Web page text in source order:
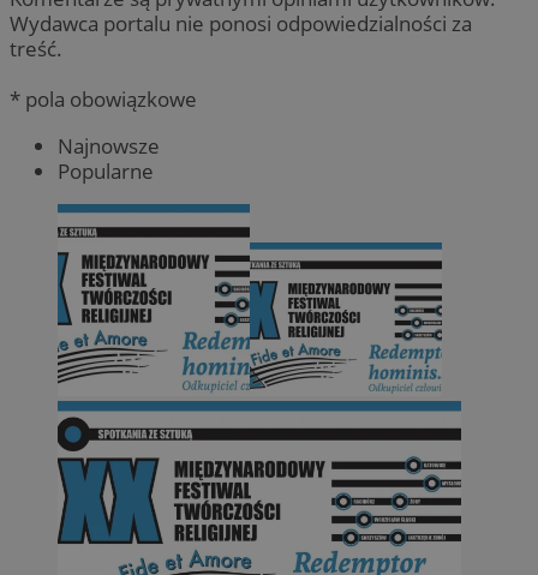
Wydawca portalu nie ponosi odpowiedzialności za
treść.
* pola obowiązkowe
Najnowsze
Popularne